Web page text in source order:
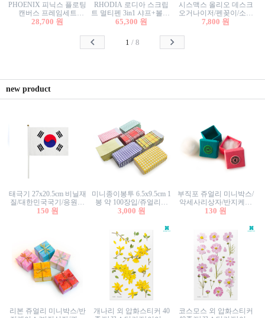
PHOENIX 피닉스 플로팅
캔버스 프레임세트
50x50cm/액자캔버스/인테
28,700 원
RHODIA 로디아 스크립
트 멀티펜 3in1 샤프+볼펜/
무광택 알루미늄 육각배
65,300 원
시스맥스 올리오 데스크
오거나이저/펜꽂이/소품
꽂이/소품함/정리함/수납
7,800 원
1 / 8
new product
태극기 27x20.5cm 비닐재
질/대한민국국기/응원깃
발/행사깃발
150 원
미니종이봉투 6.5x9.5cm 1
봉 약 100장입/쥬얼리봉
투/증명사진봉투/악세사
3,000 원
부직포 쥬얼리 미니박스/
악세사리상자/반지케이
스/반지상자/귀걸이상자/
130 원
리본 쥬얼리 미니박스/반
개나리 외 압화스티커 40
코스모스 외 압화스티커